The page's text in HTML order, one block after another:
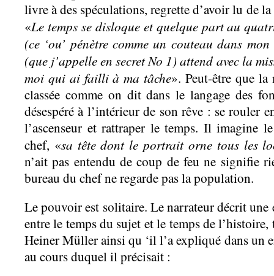
livre à des spéculations, regrette d’avoir lu de
«Le temps se disloque et quelque part au
(ce ‘ou’ pénètre comme un couteau dans
(que j’appelle en secret No 1) attend avec la
moi qui ai failli à ma tâche». Peut-être que
classée comme on dit dans le langage des
désespéré à l’intérieur de son rêve : se rouler
l’ascenseur et rattraper le temps. Il imagine
chef, «sa tête dont le portrait orne tous les
n’ait pas entendu de coup de feu ne signifie
bureau du chef ne regarde pas la population.
Le pouvoir est solitaire. Le narrateur décrit une
entre le temps du sujet et le temps de
Heiner Müller ainsi qu ‘il l’a expliqué dans un
au cours duquel il précisait :